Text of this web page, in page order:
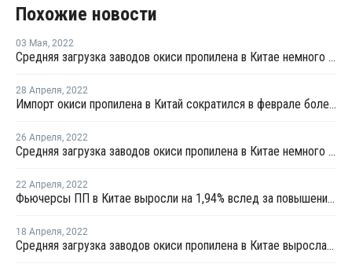
Похожие новости
03 Мая, 2022
Средняя загрузка заводов окиси пропилена в Китае немного снизилась на первой неделе апреля
28 Апреля, 2022
Импорт окиси пропилена в Китай сократился в феврале более чем наполовину
26 Апреля, 2022
Средняя загрузка заводов окиси пропилена в Китае немного выросла в начале апреля
22 Апреля, 2022
Фьючерсы ПП в Китае выросли на 1,94% вслед за повышением фьючерсов сырой нефти
18 Апреля, 2022
Средняя загрузка заводов окиси пропилена в Китае выросла в конце марта на 1,4%